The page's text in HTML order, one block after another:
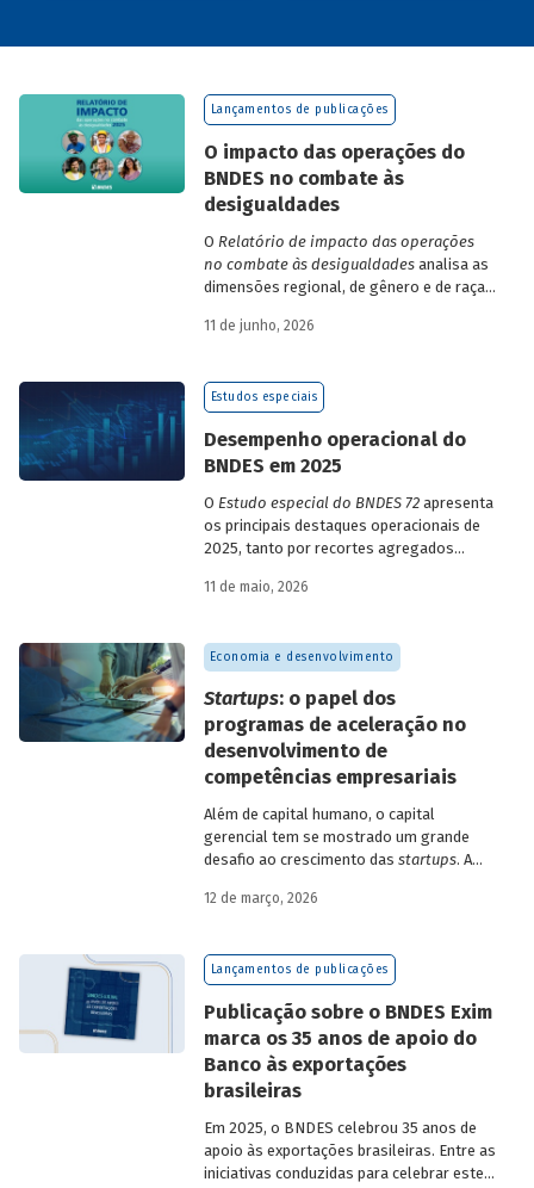
Lançamentos de publicações
O impacto das operações do
BNDES no combate às
desigualdades
O Relatório de impacto das operações
no combate às desigualdadesanalisa as
dimensões regional, de gênero e de raça,
desigualdade de renda no Brasil, no
BNDES.
11 de junho, 2026
Estudos especiais
Desempenho operacional do
BNDES em 2025
O Estudo especial do BNDES 72 apresenta
os principais destaques operacionais de
2025, tanto por recortes agregados
específicas do Banco.
11 de maio, 2026
Economia e desenvolvimento
Startups: o papel dos
programas de aceleração no
desenvolvimento de
competências empresariais
Além de capital humano, o capital
gerencial tem se mostrado um grande
desafio ao crescimento das startups. A
como programas de aceleração têm
desafio.
12 de março, 2026
Lançamentos de publicações
Publicação sobre o BNDES Exim
marca os 35 anos de apoio do
Banco às exportações
brasileiras
Em 2025, o BNDES celebrou 35 anos de
apoio às exportações brasileiras. Entre as
iniciativas conduzidas para celebrar este